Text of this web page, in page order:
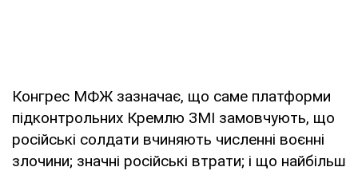
Конгрес МФЖ зазначає, що саме платформи
підконтрольних Кремлю ЗМІ замовчують, що
російські солдати вчиняють численні воєнні
злочини; значні російські втрати; і що найбільш